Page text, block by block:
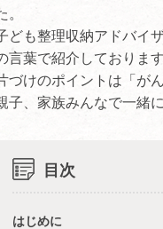
。
ども整理収納アドバイ
言葉で紹介しております
づけのポイントは「が
子、家族みんなで一緒
目次
はじめに